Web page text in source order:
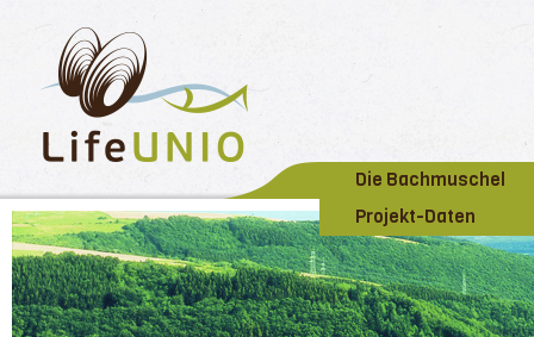
Die Bachmuschel
Projekt-Daten